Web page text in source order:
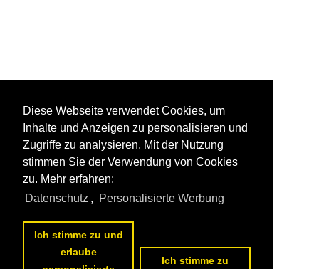
Diese Webseite verwendet Cookies, um
Inhalte und Anzeigen zu personalisieren und
Zugriffe zu analysieren. Mit der Nutzung
stimmen Sie der Verwendung von Cookies
zu. Mehr erfahren:
Datenschutz , Personalisierte Werbung
Ich stimme zu und
erlaube
Ich stimme zu